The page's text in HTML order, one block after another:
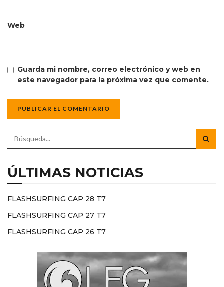
Web
Guarda mi nombre, correo electrónico y web en
este navegador para la próxima vez que comente.
ÚLTIMAS NOTICIAS
FLASHSURFING CAP 28 T7
FLASHSURFING CAP 27 T7
FLASHSURFING CAP 26 T7